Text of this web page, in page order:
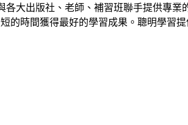
大出版社、老師、補習班聯手提供專
的時間獲得最好的學習成果。聰明學習